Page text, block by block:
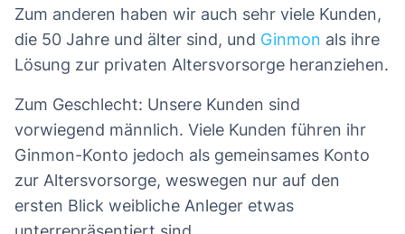
Zum anderen haben wir auch sehr viele Kunden,
die 50 Jahre und älter sind, und Ginmon als ihre
Lösung zur privaten Altersvorsorge heranziehen.
Zum Geschlecht: Unsere Kunden sind
vorwiegend männlich. Viele Kunden führen ihr
Ginmon-Konto jedoch als gemeinsames Konto
zur Altersvorsorge, weswegen nur auf den
ersten Blick weibliche Anleger etwas